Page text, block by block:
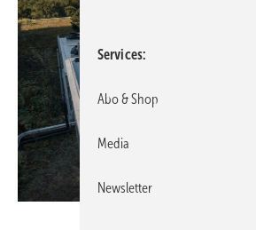
Services
Abo & Shop
Media
Newsletter